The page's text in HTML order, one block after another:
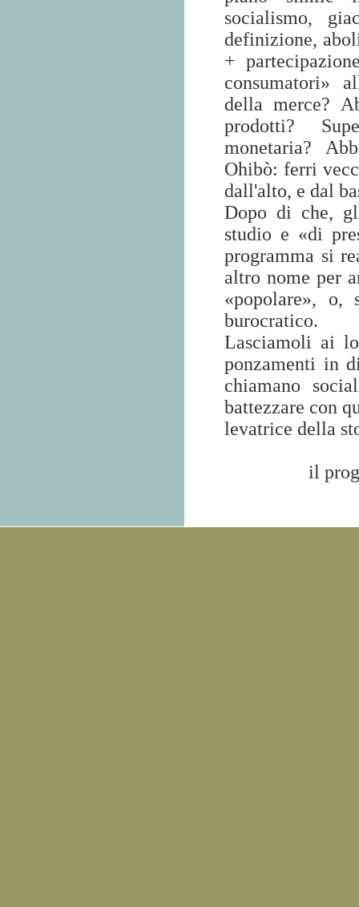
socialismo,
definizione,
+
consumatori»
della merce?
prodotti?
monetaria?
Ohibò: ferri
dall'alto, e dal
Dopo di che,
studio e «di
programma si
altro nome per
«popolare», o,
burocratico.
Lasciamoli ai
ponzamenti in
chiamano
battezzare con
levatrice della
il